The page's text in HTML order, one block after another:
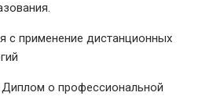
с применение дистанционных
Диплом о профессиональной